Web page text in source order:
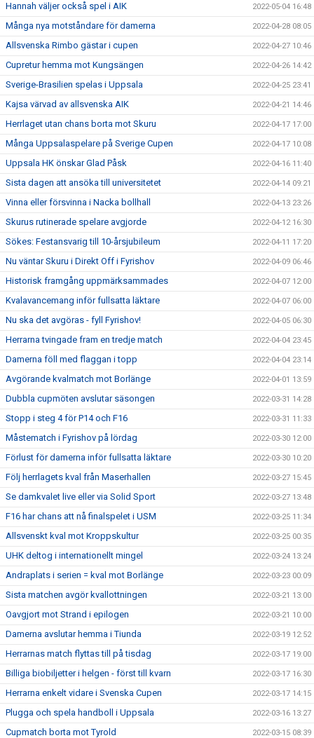
Hannah väljer också spel i AIK 2022-05-04 16:48
Många nya motståndare för damerna 2022-04-28 08:05
Allsvenska Rimbo gästar i cupen 2022-04-27 10:46
Cupretur hemma mot Kungsängen 2022-04-26 14:42
Sverige-Brasilien spelas i Uppsala 2022-04-25 23:41
Kajsa värvad av allsvenska AIK 2022-04-21 14:46
Herrlaget utan chans borta mot Skuru 2022-04-17 17:00
Många Uppsalaspelare på Sverige Cupen 2022-04-17 10:08
Uppsala HK önskar Glad Påsk 2022-04-16 11:40
Sista dagen att ansöka till universitetet 2022-04-14 09:21
Vinna eller försvinna i Nacka bollhall 2022-04-13 23:26
Skurus rutinerade spelare avgjorde 2022-04-12 16:30
Sökes: Festansvarig till 10-årsjubileum 2022-04-11 17:20
Nu väntar Skuru i Direkt Off i Fyrishov 2022-04-09 06:46
Historisk framgång uppmärksammades 2022-04-07 12:00
Kvalavancemang inför fullsatta läktare 2022-04-07 06:00
Nu ska det avgöras - fyll Fyrishov! 2022-04-05 06:30
Herrarna tvingade fram en tredje match 2022-04-04 23:45
Damerna föll med flaggan i topp 2022-04-04 23:14
Avgörande kvalmatch mot Borlänge 2022-04-01 13:59
Dubbla cupmöten avslutar säsongen 2022-03-31 14:28
Stopp i steg 4 för P14 och F16 2022-03-31 11:33
Måstematch i Fyrishov på lördag 2022-03-30 12:00
Förlust för damerna inför fullsatta läktare 2022-03-30 10:20
Följ herrlagets kval från Maserhallen 2022-03-27 15:45
Se damkvalet live eller via Solid Sport 2022-03-27 13:48
F16 har chans att nå finalspelet i USM 2022-03-25 11:34
Allsvenskt kval mot Kroppskultur 2022-03-25 00:35
UHK deltog i internationellt mingel 2022-03-24 13:24
Andraplats i serien = kval mot Borlänge 2022-03-23 00:09
Sista matchen avgör kvallottningen 2022-03-21 13:00
Oavgjort mot Strand i epilogen 2022-03-21 10:00
Damerna avslutar hemma i Tiunda 2022-03-19 12:52
Herrarnas match flyttas till på tisdag 2022-03-17 19:00
Billiga biobiljetter i helgen - först till kvarn 2022-03-17 16:30
Herrarna enkelt vidare i Svenska Cupen 2022-03-17 14:15
Plugga och spela handboll i Uppsala 2022-03-16 13:27
Cupmatch borta mot Tyrold 2022-03-15 08:39